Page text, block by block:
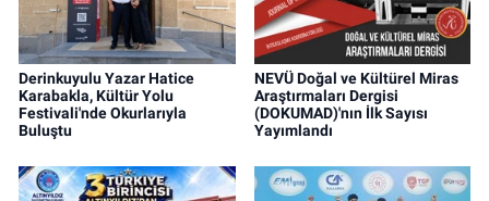
Derinkuyulu Yazar Hatice
Karabakla, Kültür Yolu
Festivali'nde Okurlarıyla
Buluştu
NEVÜ Doğal ve Kültürel Miras
Araştırmaları Dergisi
(DOKUMAD)'nın İlk Sayısı
Yayımlandı